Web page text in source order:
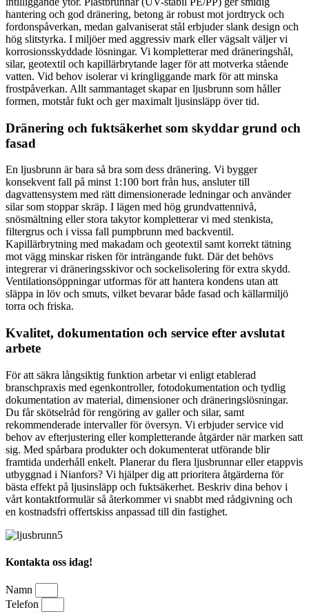
hantering och god dränering, betong är robust mot jordtryck och
fordonspåverkan, medan galvaniserat stål erbjuder slank design och
hög slitstyrka. I miljöer med aggressiv mark eller väg­salt väljer vi
korrosionsskyddade lösningar. Vi kompletterar med dräneringshål,
silar, geotextil och kapillärbrytande lager för att motverka stående
vatten. Vid behov isolerar vi kringliggande mark för att minska
frostpåverkan. Allt sammantaget skapar en ljusbrunn som håller
formen, motstår fukt och ger maximalt ljusinsläpp över tid.
Dränering och fuktsäkerhet som skyddar grund och
fasad
En ljusbrunn är bara så bra som dess dränering. Vi bygger
konsekvent fall på minst 1:100 bort från hus, ansluter till
dagvattensystem med rätt dimensionerade ledningar och använder
silar som stoppar skräp. I lägen med hög grundvattennivå,
snösmältning eller stora takytor kompletterar vi med stenkista,
filtergrus och i vissa fall pumpbrunn med backventil.
Kapillärbrytning med makadam och geotextil samt korrekt tätning
mot vägg minskar risken för inträngande fukt. Där det behövs
integrerar vi dräneringsskivor och sockelisolering för extra skydd.
Ventilationsöppningar utformas för att hantera kondens utan att
släppa in löv och smuts, vilket bevarar både fasad och källarmiljö
torra och friska.
Kvalitet, dokumentation och service efter avslutat
arbete
För att säkra långsiktig funktion arbetar vi enligt etablerad
branschpraxis med egenkontroller, fotodokumentation och tydlig
dokumentation av material, dimensioner och dräneringslösningar.
Du får skötselråd för rengöring av galler och silar, samt
rekommenderade intervaller för översyn. Vi erbjuder service vid
behov av efterjustering eller kompletterande åtgärder när marken satt
sig. Med spårbara produkter och dokumenterat utförande blir
framtida underhåll enkelt. Planerar du flera ljusbrunnar eller etappvis
utbyggnad i Nianfors? Vi hjälper dig att prioritera åtgärderna för
bästa effekt på ljusinsläpp och fuktsäkerhet. Beskriv dina behov i
vårt kontaktformulär så återkommer vi snabbt med rådgivning och
en kostnadsfri offertskiss anpassad till din fastighet.
Kontakta oss idag!
Namn
Telefon